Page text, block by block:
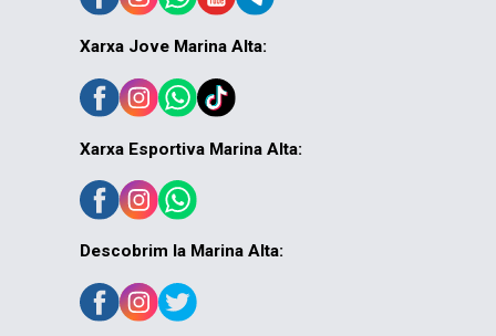
Xarxa Jove Marina Alta:
Xarxa Esportiva Marina Alta:
Descobrim la Marina Alta: